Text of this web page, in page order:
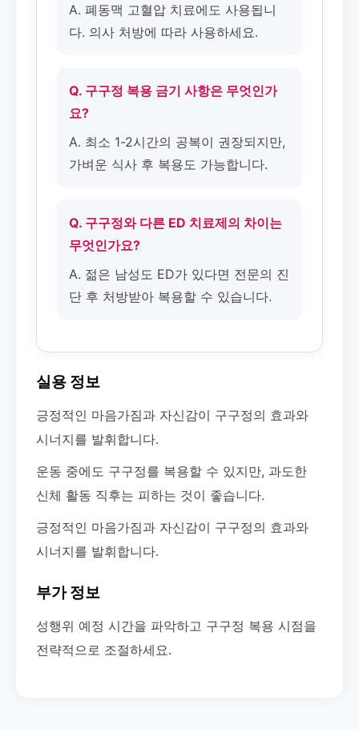
A. 폐동맥 고혈압 치료에도 사용됩니
다. 의사 처방에 따라 사용하세요.
Q. 구구정 복용 금기 사항은 무엇인가
요?
A. 최소 1-2시간의 공복이 권장되지만,
가벼운 식사 후 복용도 가능합니다.
Q. 구구정와 다른 ED 치료제의 차이는
무엇인가요?
A. 젊은 남성도 ED가 있다면 전문의 진
단 후 처방받아 복용할 수 있습니다.
실용 정보
긍정적인 마음가짐과 자신감이 구구정의 효과와
시너지를 발휘합니다.
운동 중에도 구구정를 복용할 수 있지만, 과도한
신체 활동 직후는 피하는 것이 좋습니다.
긍정적인 마음가짐과 자신감이 구구정의 효과와
시너지를 발휘합니다.
부가 정보
성행위 예정 시간을 파악하고 구구정 복용 시점을
전략적으로 조절하세요.